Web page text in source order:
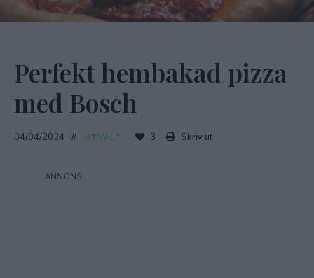
Perfekt hembakad pizza
med Bosch
04/04/2024 UTVALT 3 Skriv ut